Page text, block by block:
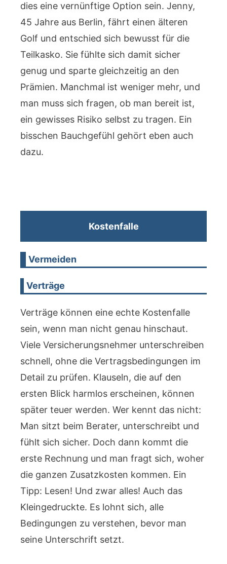
dies eine vernünftige Option sein. Jenny,
45 Jahre aus Berlin, fährt einen älteren
Golf und entschied sich bewusst für die
Teilkasko. Sie fühlte sich damit sicher
genug und sparte gleichzeitig an den
Prämien. Manchmal ist weniger mehr, und
man muss sich fragen, ob man bereit ist,
ein gewisses Risiko selbst zu tragen. Ein
bisschen Bauchgefühl gehört eben auch
dazu.
Kostenfalle
Vermeiden
Verträge
Verträge können eine echte Kostenfalle
sein, wenn man nicht genau hinschaut.
Viele Versicherungsnehmer unterschreiben
schnell, ohne die Vertragsbedingungen im
Detail zu prüfen. Klauseln, die auf den
ersten Blick harmlos erscheinen, können
später teuer werden. Wer kennt das nicht:
Man sitzt beim Berater, unterschreibt und
fühlt sich sicher. Doch dann kommt die
erste Rechnung und man fragt sich, woher
die ganzen Zusatzkosten kommen. Ein
Tipp: Lesen! Und zwar alles! Auch das
Kleingedruckte. Es lohnt sich, alle
Bedingungen zu verstehen, bevor man
seine Unterschrift setzt.